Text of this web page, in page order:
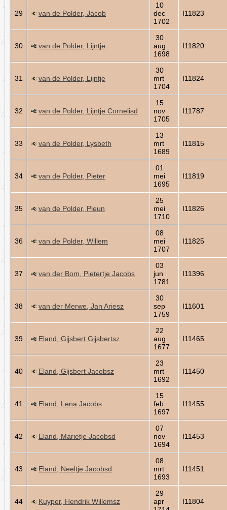
29 van de Polder, Jacob
10
dec
1702
I11823
30 van de Polder, Lijntje
30
aug
1698
I11820
31 van de Polder, Lijntje
30
mrt
1704
I11824
32 van de Polder, Lijntje Cornelisd
15
nov
1705
I11787
33 van de Polder, Lysbeth
13
mrt
1689
I11815
34 van de Polder, Pieter
01
mei
1695
I11819
35 van de Polder, Pleun
25
mei
1710
I11826
36 van de Polder, Willem
08
mei
1707
I11825
37 van der Bom, Pietertje Jacobs
03
jun
1781
I11396
38 van der Merwe, Jan Ariesz
30
sep
1759
I11601
39 Eland, Gijsbert Gijsbertsz
22
aug
1677
I11465
40 Eland, Gijsbert Jacobsz
23
mrt
1692
I11450
41 Eland, Lena Jacobs
15
feb
1697
I11455
42 Eland, Marietje Jacobsd
07
nov
1694
I11453
43 Eland, Neeltje Jacobsd
08
mrt
1693
I11451
44 Kuyper, Hendrik Willemsz
29
apr
I11804